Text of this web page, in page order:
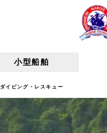
小型船舶
ダイビング・レスキュー
小型船舶
ダイビング・レスキュー